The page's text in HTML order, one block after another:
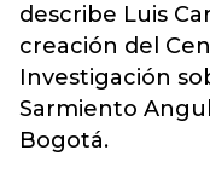
describe Luis
creación del
Investigación
Sarmiento
Bogotá.